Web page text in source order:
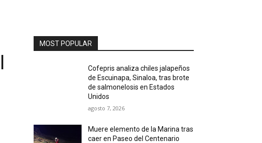
MOST POPULAR
Cofepris analiza chiles jalapeños
de Escuinapa, Sinaloa, tras brote
de salmonelosis en Estados
Unidos
agosto 7, 2026
Muere elemento de la Marina tras
caer en Paseo del Centenario